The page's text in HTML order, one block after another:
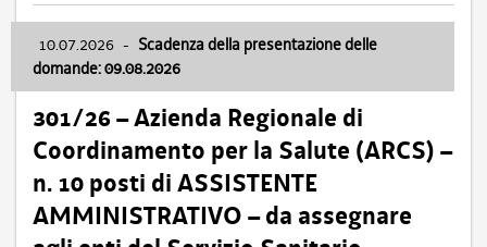
10.07.2026 - Scadenza della presentazione delle
domande: 09.08.2026
301/26 – Azienda Regionale di
Coordinamento per la Salute (ARCS) –
n. 10 posti di ASSISTENTE
AMMINISTRATIVO – da assegnare